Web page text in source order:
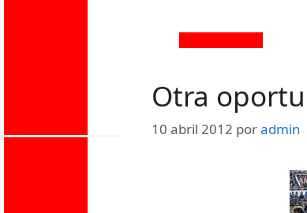
Otra
10 abril 2012 poradmin